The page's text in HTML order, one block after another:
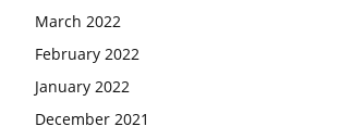
March 2022
February 2022
January 2022
December 2021